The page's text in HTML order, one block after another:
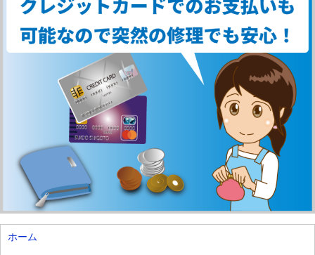
ホーム